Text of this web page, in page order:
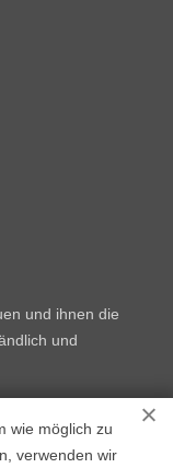
wie möglich zu
verwenden wir
und ihnen die
und